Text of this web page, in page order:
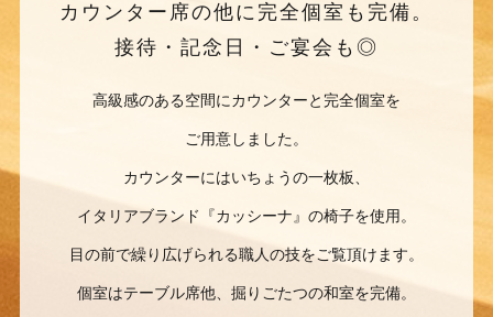
カウンター席の他に完全個室も完備。
接待・記念日・ご宴会も◎
高級感のある空間にカウンターと完全個室を
ご用意しました。
カウンターにはいちょうの一枚板、
イタリアブランド『カッシーナ』の椅子を使用。
目の前で繰り広げられる職人の技をご覧頂けます。
個室はテーブル席他、掘りごたつの和室を完備。